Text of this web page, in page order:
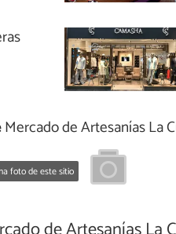
Mercado de Artesanías La
foto de este sitio